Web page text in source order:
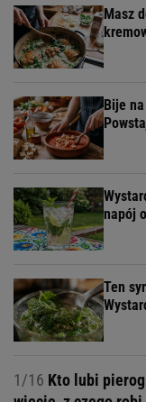
Masz
Bije
napój
Ten
1/16 Kto lubi